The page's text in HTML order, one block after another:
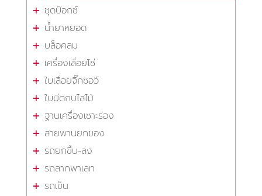
ชุดบ๊อกซ์
น้ำยาหยอด
บล็อคลม
เครื่องเลื่อยโซ่
ใบเลื่อยจิ๊กซอว์
ใบมีดกบไสไม้
ฐานเครื่องเซาะร่อง
สายพานยกของ
รถยกขึ้น-ลง
รถลากพาเลท
รถเข็น